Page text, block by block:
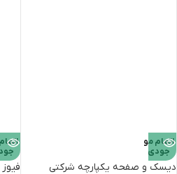
اتمام مو
جودی
دیسک و صفحه یکپارچه شرکتی